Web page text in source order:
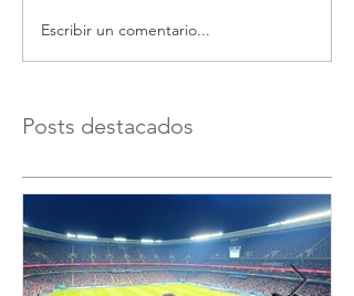
Escribir un comentario...
Posts destacados